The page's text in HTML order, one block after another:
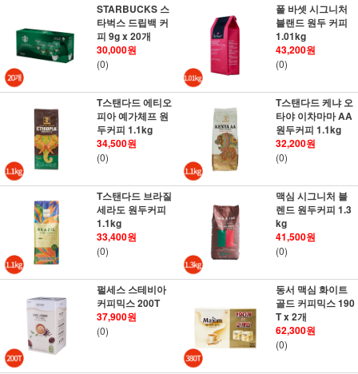
STARBUCKS 스
타벅스 드립백 커
피 9g x 20개
30,000원
(0)
폴 바셋 시그니처
블랜드 원두 커피
1.01kg
43,200원
(0)
T스탠다드 에티오
피아 예가체프 원
두커피 1.1kg
34,500원
(0)
T스탠다드 케냐 오
타야 이차마마 AA
원두커피 1.1kg
32,200원
(0)
T스탠다드 브라질
세라도 원두커피
1.1kg
33,400원
(0)
맥심 시그니처 블
렌드 원두커피 1.3
kg
41,500원
(0)
펄세스 스테비아
커피믹스 200T
37,900원
(0)
동서 맥심 화이트
골드 커피믹스 190
T x 2개
62,300원
(0)